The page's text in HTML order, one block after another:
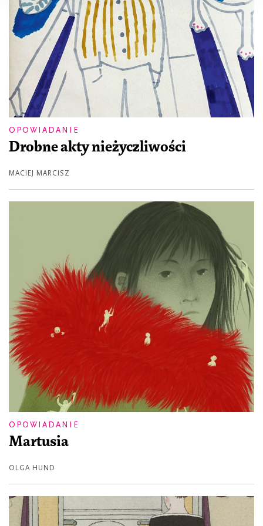
OPOWIADANIE
Drobne akty nieżyczliwości
MACIEJ MARCISZ
OPOWIADANIE
Martusia
OLGA HUND